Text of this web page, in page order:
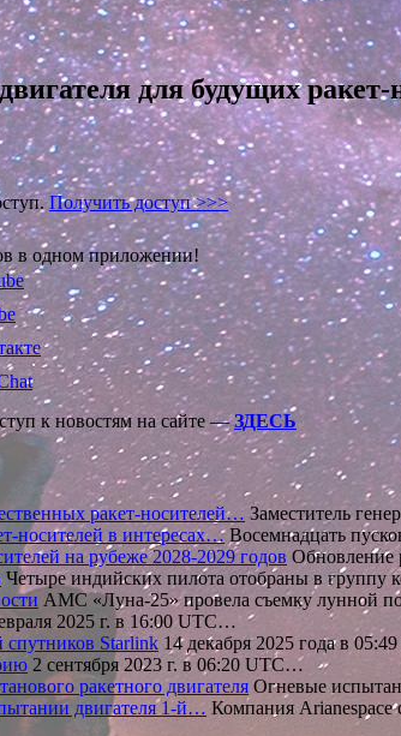
для будущих ракет-
Получить доступ >>>
в одном приложении!
к новостям на сайте —ЗДЕСЬ
ракет-носителей… Заместитель
носителей в интересах…Восемнадцать
на рубеже 2028-2029 годов Обновление
Четыре индийских пилота отобраны в группу
АМС «Луна-25» провела съемку лунной
2025 г. в 16:00 UTC…
спутников Starlink 14 декабря 2025 года в
2 сентября 2023 г. в 06:20 UTC…
ракетного двигателя Огневые
двигателя 1-й… Компания